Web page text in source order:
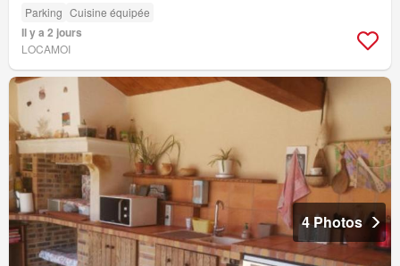
Parking Cuisine équipée
Il y a 2 jours
LOCAMOI
4 Photos